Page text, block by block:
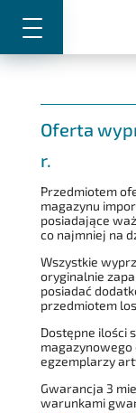
Oferta
r.
Przedmiotem
magazynu
posiadające
co najmniej na
Wszystkie
oryginalnie
posiadać
przedmiotem
Dostępne ilości
magazynowego
egzemplarzy
Gwarancja 3
warunkami